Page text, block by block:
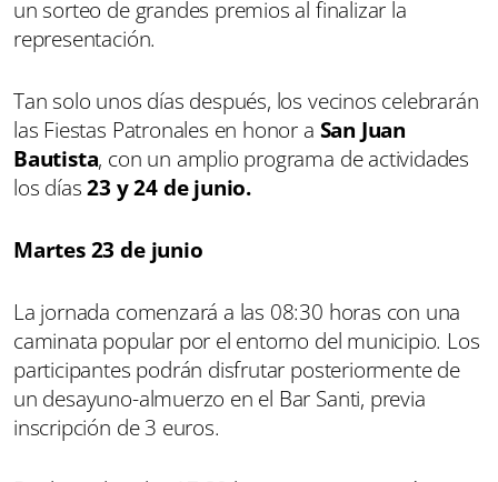
un sorteo de grandes premios al finalizar la
representación.
Tan solo unos días después, los vecinos celebrarán
las Fiestas Patronales en honor a San Juan
Bautista, con un amplio programa de actividades
los días23 y 24 de junio.
Martes 23 de junio
La jornada comenzará a las 08:30 horas con una
caminata popular por el entorno del municipio. Los
participantes podrán disfrutar posteriormente de
un desayuno-almuerzo en el Bar Santi, previa
inscripción de 3 euros.